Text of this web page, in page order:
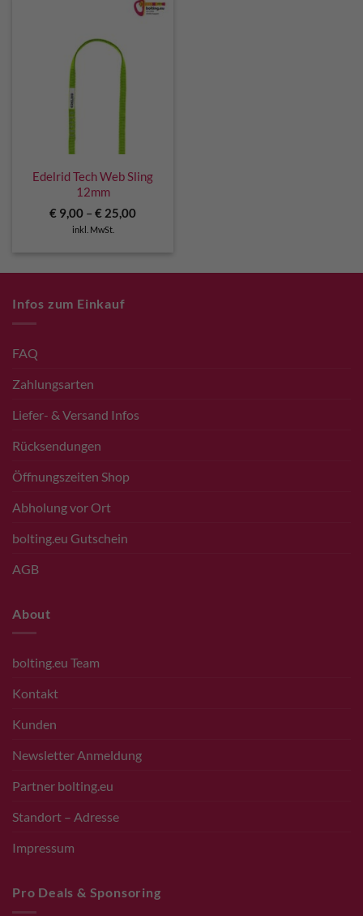
Edelrid Tech Web Sling
12mm
€ 9,00 – € 25,00
inkl. MwSt.
Infos zum Einkauf
FAQ
Zahlungsarten
Liefer- & Versand Infos
Rücksendungen
Öffnungszeiten Shop
Abholung vor Ort
bolting.eu Gutschein
AGB
About
bolting.eu Team
Kontakt
Kunden
Newsletter Anmeldung
Partner bolting.eu
Standort – Adresse
Impressum
Pro Deals & Sponsoring